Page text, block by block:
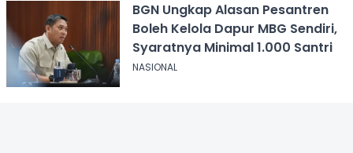
BGN Ungkap Alasan Pesantren
Boleh Kelola Dapur MBG Sendiri,
Syaratnya Minimal 1.000 Santri
NASIONAL